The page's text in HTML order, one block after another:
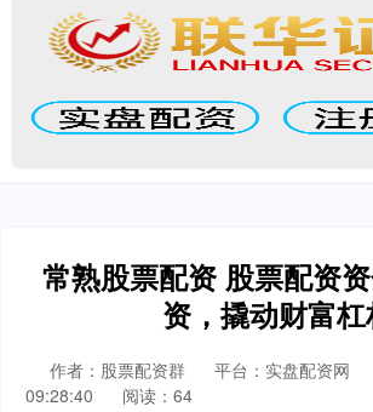
常熟股票配资 股票配资
资，撬动财富
作者：股票配资群 平台：实盘配资网
09:28:40
阅读：64